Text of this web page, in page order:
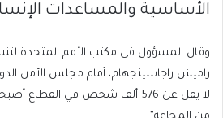
الأساسية والمساعدات
وقال المسؤول في مكتب الأمم المتحدة
راميش راجاسينجهام، أمام مجلس الأمن
لا يقل عن 576 ألف شخص في